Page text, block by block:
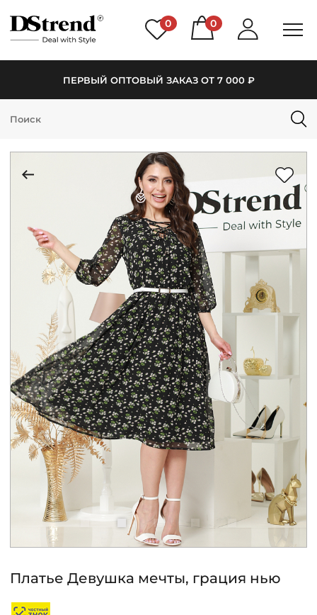
0 0
ПЕРВЫЙ ОПТОВЫЙ ЗАКАЗ ОТ 7 000 ₽
КАТАЛОГ
НОВИНКИ
РАСПРОДАЖА
АКЦИИ
КОНТАКТЫ
ЖУРНАЛ
О НАС
СКИДКИ
ЧАСТО ЗАДАВАЕМЫЕ ВОПРОСЫ
Платье Девушка мечты, грация нью